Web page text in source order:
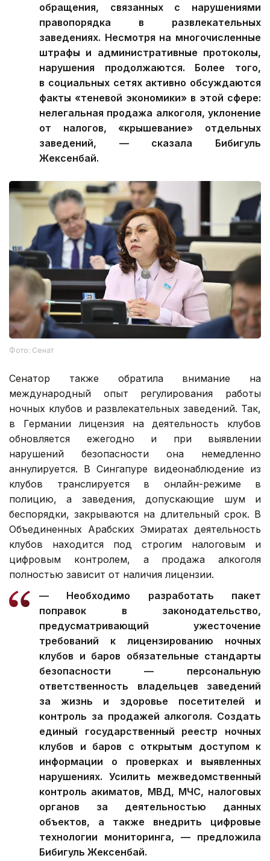
обращения, связанных с нарушениями
правопорядка в развлекательных
заведениях. Несмотря на многочисленные
штрафы и административные протоколы,
нарушения продолжаются. Более того,
в социальных сетях активно обсуждаются
факты «теневой экономики» в этой сфере:
нелегальная продажа алкоголя, уклонение
от налогов, «крышевание» отдельных
заведений, — сказала Бибигуль
Жексенбай.
Фото: Сенат
Сенатор также обратила внимание на
международный опыт регулирования работы
ночных клубов и развлекательных заведений. Так,
в Германии лицензия на деятельность клубов
обновляется ежегодно и при выявлении
нарушений безопасности она немедленно
аннулируется. В Сингапуре видеонаблюдение из
клубов транслируется в онлайн-режиме в
полицию, а заведения, допускающие шум и
беспорядки, закрываются на длительный срок. В
Объединенных Арабских Эмиратах деятельность
клубов находится под строгим налоговым и
цифровым контролем, а продажа алкоголя
полностью зависит от наличия лицензии.
— Необходимо разработать пакет
поправок в законодательство,
предусматривающий ужесточение
требований к лицензированию ночных
клубов и баров обязательные стандарты
безопасности — персональную
ответственность владельцев заведений
за жизнь и здоровье посетителей и
контроль за продажей алкоголя. Создать
единый государственный реестр ночных
клубов и баров с открытым доступом к
информации о проверках и выявленных
нарушениях. Усилить межведомственный
контроль акиматов, МВД, МЧС, налоговых
органов за деятельностью данных
объектов, а также внедрить цифровые
технологии мониторинга, — предложила
Бибигуль Жексенбай.